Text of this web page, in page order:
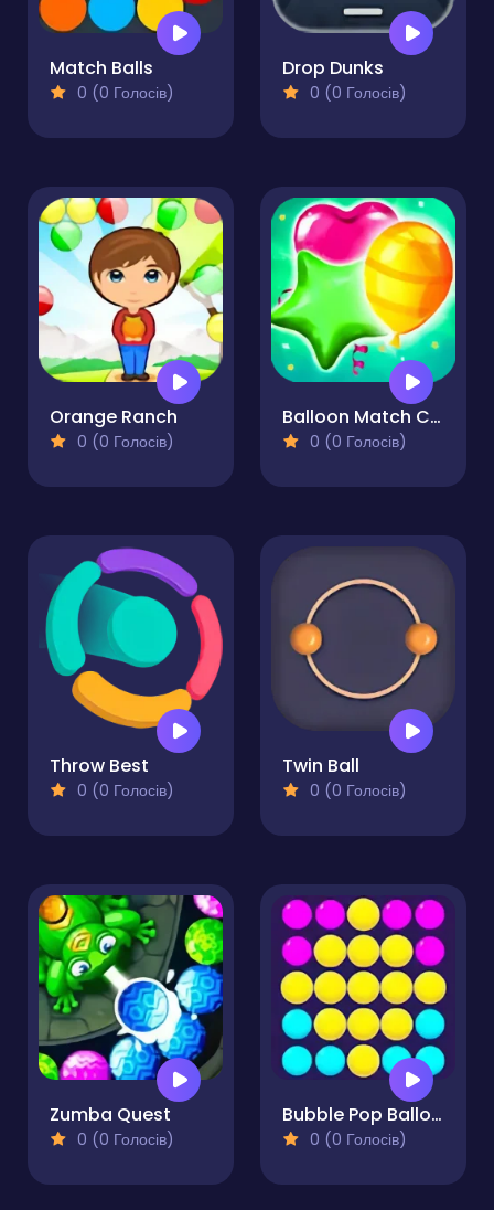
Match Balls
0 (0 Голосів)
Drop Dunks
0 (0 Голосів)
Orange Ranch
0 (0 Голосів)
Balloon Match Color Match
0 (0 Голосів)
Throw Best
0 (0 Голосів)
Twin Ball
0 (0 Голосів)
Zumba Quest
0 (0 Голосів)
Bubble Pop Balloons
0 (0 Голосів)